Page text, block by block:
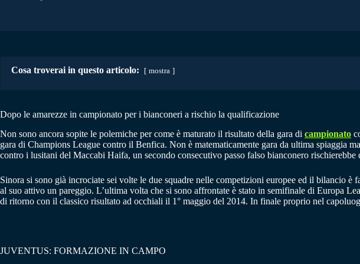
Cosa troverai in questo articolo: mostra
Dopo le amarezze in campionato per i bianconeri a rischio la qualificazione
Non sono ancora sopite le polemiche per come è maturato il risultato della gara di campionato
gara di Champions League contro il Benfica. Non è matematicamente gara da ultima spiaggia
contro i lusitani del Maccabi Haifa, un secondo consecutivo passo falso bianconero
Sinora si sono già incrociate sei volte le due squadre nelle competizioni europee ed il bilancio
al suo attivo un pareggio. L’ultima volta che si sono affrontate è stato in semifinale di Europa
di ritorno con il classico risultato ad occhiali il 1° maggio del 2014. In finale proprio nel
JUVENTUS: FORMAZIONE IN CAMPO